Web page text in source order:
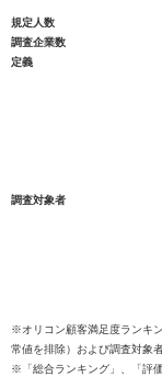
規定人数
調査企業数
定義
調査対象者
※オリコン顧客満足度ランキ
常値を排除）および調査対象
※「総合ランキング」、「評